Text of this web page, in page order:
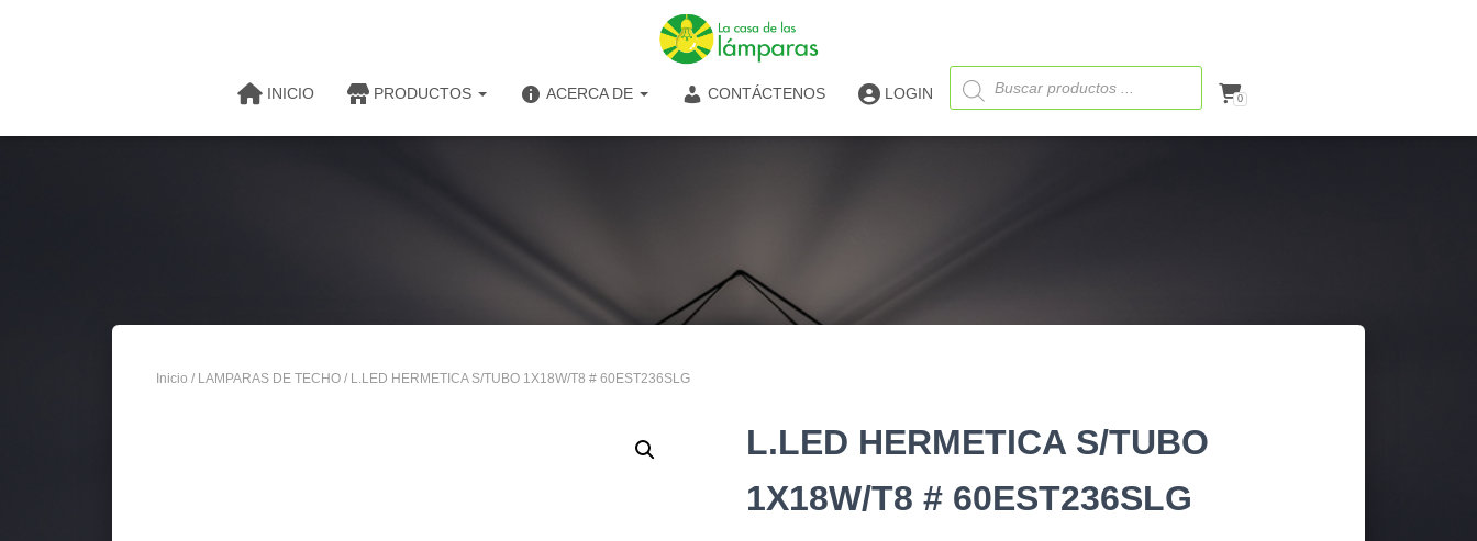
INICIO PRODUCTOS ACERCA DE CONTÁCTENOS LOGIN
Búsqueda
de
productos
0
Inicio / LAMPARAS DE TECHO / L.LED HERMETICA S/TUBO 1X18W/T8 # 60EST236SLG
L.LED HERMETICA S/TUBO
1X18W/T8 # 60EST236SLG